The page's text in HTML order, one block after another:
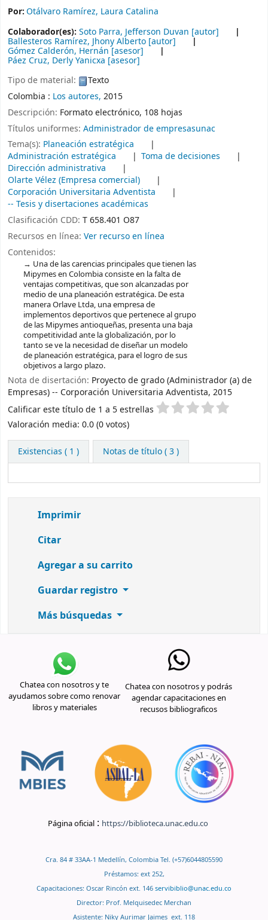
Por:Otálvaro Ramírez, Laura Catalina
Colaborador(es): Soto Parra, Jefferson Duvan [autor]
Ballesteros Ramírez, Jhony Alberto [autor]
Gómez Calderón, Hernán [asesor]
Páez Cruz, Derly Yanicxa [asesor]
Tipo de material:
Texto
Colombia : Los autores, 2015
Descripción: Formato electrónico, 108 hojas
Títulos uniformes: Administrador de empresasunac
Tema(s): Planeación estratégica
Administración estratégica
Toma de decisiones
Dirección administrativa
Olarte Vélez (Empresa comercial)
Corporación Universitaria Adventista
-- Tesis y disertaciones académicas
Clasificación CDD: T 658.401 O87
Recursos en línea: Ver recurso en línea
Contenidos:
Una de las carencias principales que tienen las
Mipymes en Colombia consiste en la falta de
ventajas competitivas, que son alcanzadas por
medio de una planeación estratégica. De esta
manera Orlave Ltda, una empresa de
implementos deportivos que pertenece al grupo
de las Mipymes antioqueñas, presenta una baja
competitividad ante la globalización, por lo
tanto se ve la necesidad de diseñar un modelo
de planeación estratégica, para el logro de sus
objetivos a largo plazo.
Nota de disertación: Proyecto de grado (Administrador (a) de
Empresas) -- Corporación Universitaria Adventista, 2015
Valoración
Calificar este título de 1 a 5 estrellas
Valoración media: 0.0 (0 votos)
Existencias ( 1 ) Notas de título ( 3 )
Imprimir
Citar
Agregar a su carrito
Guardar registro
Más búsquedas
Chatea con nosotros y te
ayudamos sobre como renovar
libros y materiales
Chatea con nosotros y podrás
agendar capacitaciones en
recusos bibliograficos
Página oficial : https://biblioteca.unac.edu.co
Cra. 84 # 33AA-1 Medellín, Colombia Tel. (+57)6044805590
Préstamos: ext 252,
Capacitaciones: Oscar Rincón ext. 146 servibiblio@unac.edu.co
Director: Prof. Melquisedec Merchan
Asistente: Niky Aurimar Jaimes ext. 118